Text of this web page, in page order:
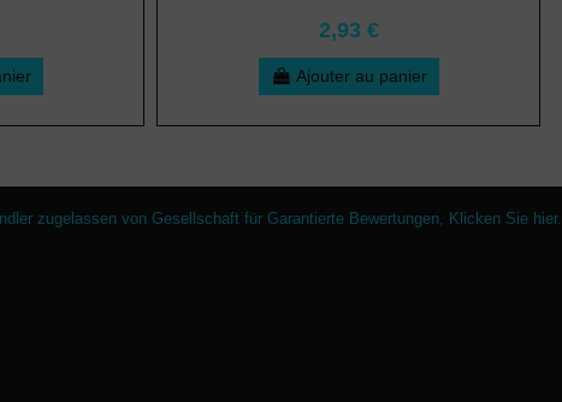
2,93 €
Ajouter au panier
zugelassen von Gesellschaft für Garantierte Bewertungen, Klicken Sie hier.